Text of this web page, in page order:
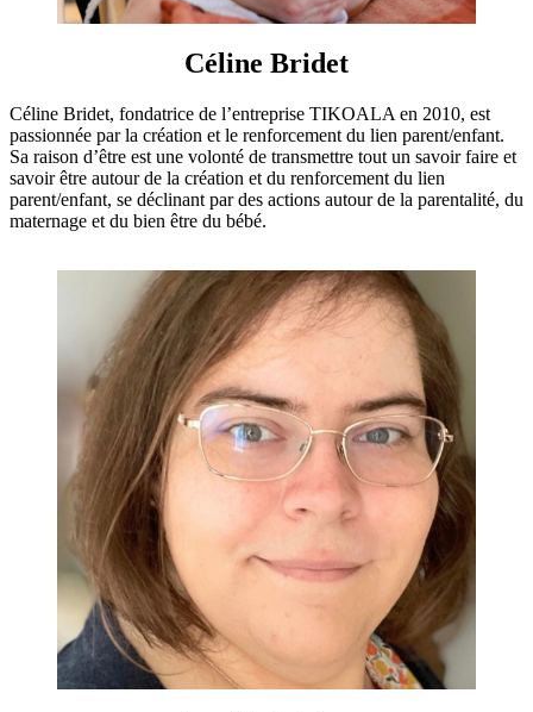
Céline Bridet
Céline Bridet, fondatrice de l’entreprise TIKOALA en 2010, est
passionnée par la création et le renforcement du lien parent/enfant.
Sa raison d’être est une volonté de transmettre tout un savoir faire et
savoir être autour de la création et du renforcement du lien
parent/enfant, se déclinant par des actions autour de la parentalité, du
maternage et du bien être du bébé.